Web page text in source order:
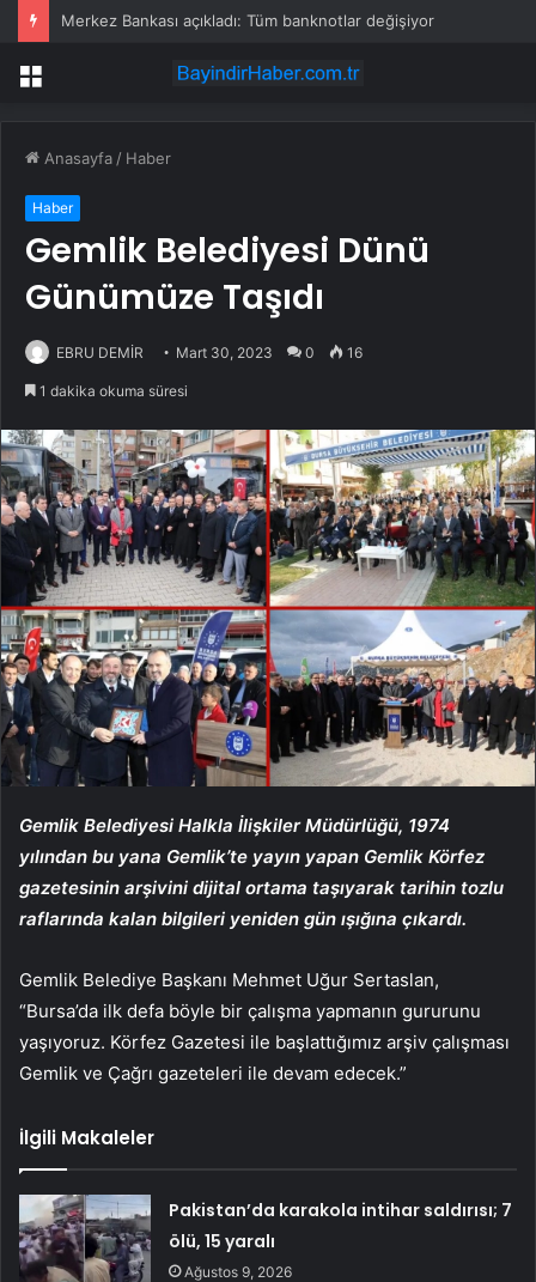
Merkez Bankası açıkladı: Tüm banknotlar değişiyor
Menü
Anasayfa / Haber
Haber
Gemlik Belediyesi Dünü
Günümüze Taşıdı
EBRU DEMİR Mart 30, 2023 0 16
1 dakika okuma süresi
Gemlik Belediyesi Halkla İlişkiler Müdürlüğü, 1974
yılından bu yana Gemlik’te yayın yapan Gemlik Körfez
gazetesinin arşivini dijital ortama taşıyarak tarihin tozlu
raflarında kalan bilgileri yeniden gün ışığına çıkardı.
Gemlik Belediye Başkanı Mehmet Uğur Sertaslan,
“Bursa’da ilk defa böyle bir çalışma yapmanın gururunu
yaşıyoruz. Körfez Gazetesi ile başlattığımız arşiv çalışması
Gemlik ve Çağrı gazeteleri ile devam edecek.”
İlgili Makaleler
Pakistan’da karakola intihar saldırısı; 7
ölü, 15 yaralı
Ağustos 9, 2026